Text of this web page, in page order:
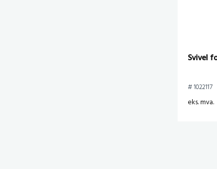
Svivel
# 1022117
eks. mva.